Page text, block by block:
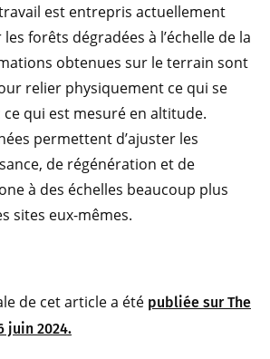
est entrepris actuellement
forêts dégradées à l’échelle de la
obtenues sur le terrain sont
relier physiquement ce qui se
ce qui est mesuré en altitude.
permettent d’ajuster les
de régénération et de
à des échelles beaucoup plus
sites eux-mêmes.
de cet article a été publiée sur The
juin 2024.